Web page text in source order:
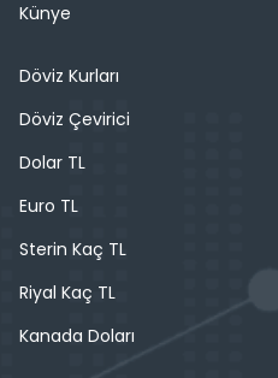
Künye
Döviz Kurları
Döviz Çevirici
Dolar TL
Euro TL
Sterin Kaç TL
Riyal Kaç TL
Kanada Doları